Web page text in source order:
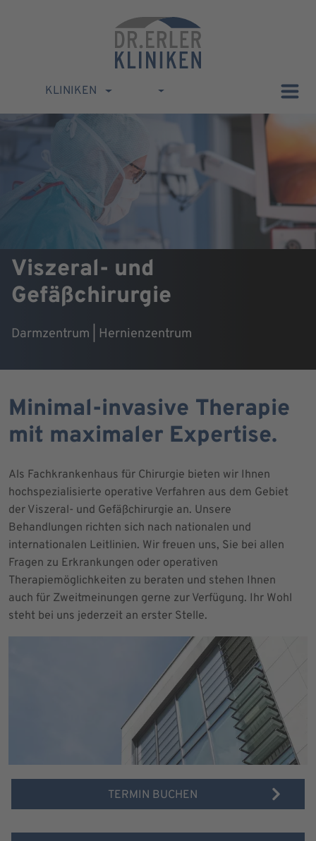
KLINIKEN
Viszeral- und
Gefäßchirurgie
Darmzentrum | Hernienzentrum
Minimal-invasive Therapie
mit maximaler Expertise.
Als Fachkrankenhaus für Chirurgie bieten wir Ihnen
hochspezialisierte operative Verfahren aus dem Gebiet
der Viszeral- und Gefäßchirurgie an. Unsere
Behandlungen richten sich nach nationalen und
internationalen Leitlinien. Wir freuen uns, Sie bei allen
Fragen zu Erkrankungen oder operativen
Therapiemöglichkeiten zu beraten und stehen Ihnen
auch für Zweitmeinungen gerne zur Verfügung. Ihr Wohl
steht bei uns jederzeit an erster Stelle.
TERMIN BUCHEN